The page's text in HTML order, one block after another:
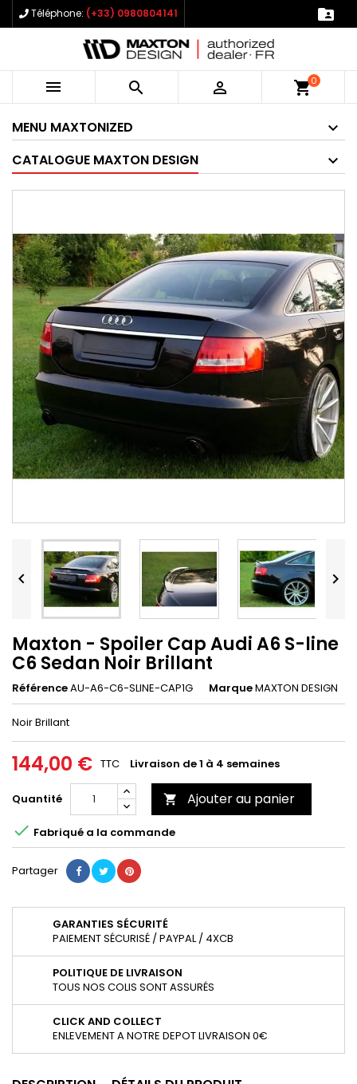
Téléphone: (+33) 0980804141 
   shopping_cart0
MENU MAXTONIZED
CATALOGUE MAXTON DESIGN
 
Maxton - Spoiler Cap Audi A6 S-line
C6 Sedan Noir Brillant
RéférenceAU-A6-C6-SLINE-CAP1G MarqueMAXTON DESIGN
Noir Brillant
144,00 € TTC Livraison de 1 à 4 semaines
Quantité  Ajouter au panier
 Fabriqué a la commande
Partager
GARANTIES SÉCURITÉ
PAIEMENT SÉCURISÉ / PAYPAL / 4XCB
POLITIQUE DE LIVRAISON
TOUS NOS COLIS SONT ASSURÉS
CLICK AND COLLECT
ENLEVEMENT A NOTRE DEPOT LIVRAISON 0€